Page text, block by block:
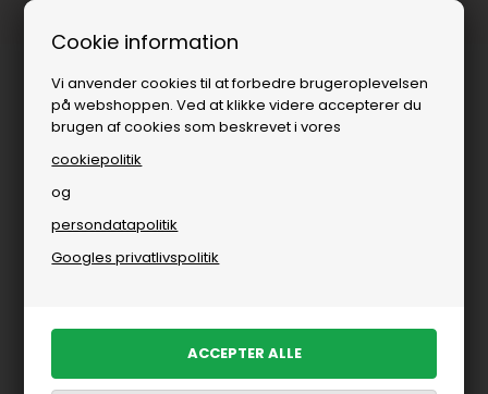
Cookie information
Vi anvender cookies til at forbedre brugeroplevelsen
på webshoppen. Ved at klikke videre accepterer du
brugen af cookies som beskrevet i vores
cookiepolitik
og
persondatapolitik
Googles privatlivspolitik